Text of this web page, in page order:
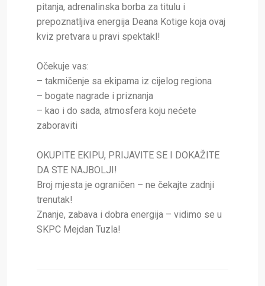
pitanja, adrenalinska borba za titulu i
prepoznatljiva energija Deana Kotige koja ovaj
kviz pretvara u pravi spektakl!
Očekuje vas:
– takmičenje sa ekipama iz cijelog regiona
– bogate nagrade i priznanja
– kao i do sada, atmosfera koju nećete
zaboraviti
OKUPITE EKIPU, PRIJAVITE SE I DOKAŽITE
DA STE NAJBOLJI!
Broj mjesta je ograničen – ne čekajte zadnji
trenutak!
Znanje, zabava i dobra energija – vidimo se u
SKPC Mejdan Tuzla!